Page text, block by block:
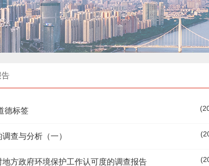
告
德标签
查与分析（一）
方政府环境保护工作认可度的调查报告